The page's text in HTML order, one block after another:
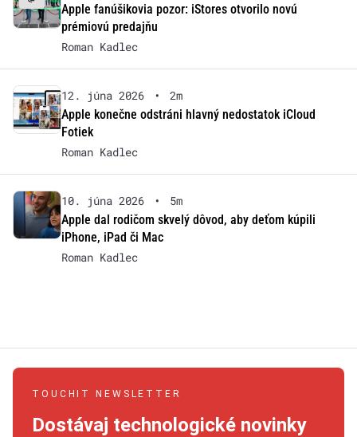
Apple fanúšikovia pozor: iStores otvorilo novú
prémiovú predajňu
Roman Kadlec
12. júna 2026 •
2m
Apple konečne odstráni hlavný nedostatok iCloud
Fotiek
Roman Kadlec
10. júna 2026 •
5m
Apple dal rodičom skvelý dôvod, aby deťom kúpili
iPhone, iPad či Mac
Roman Kadlec
TOUCHIT NEWSLETTER
Dostávaj technologické novinky